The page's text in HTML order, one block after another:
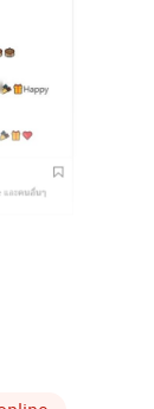
หัวเราะทั้งวัน